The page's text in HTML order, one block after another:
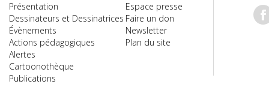
Présentation
Dessinateurs et Dessinatrices
Évènements
Actions pédagogiques
Alertes
Cartoonothèque
Publications
Espace presse
Faire un don
Newsletter
Plan du site